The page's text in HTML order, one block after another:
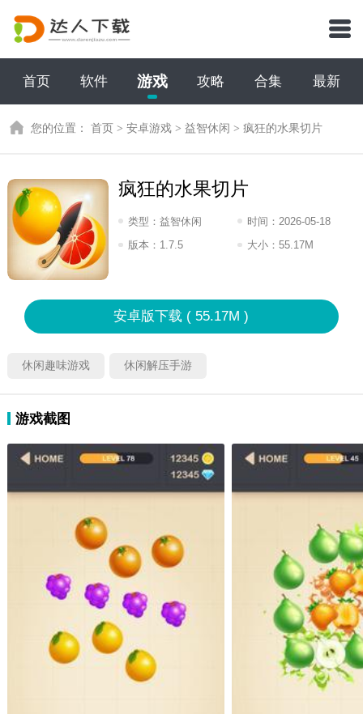
首页 软件 游戏 攻略 合集 最新
您的位置：首页 >安卓游戏 >益智休闲 >疯狂的水果切片
疯狂的水果切片
类型：益智休闲 时间： 2026-05-18
17:2026
版本： 1.7.5 大小： 55.17M
安卓版下载 ( 55.17M )
休闲趣味游戏 休闲解压手游
游戏截图